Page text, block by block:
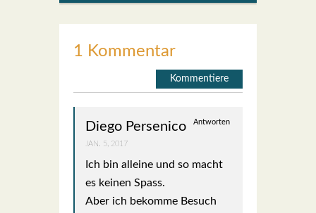
1 Kommentar
Kommentiere
Diego Persenico Antworten
JAN. 5, 2017
Ich bin allei­ne und so macht
es kei­nen Spass.
Aber ich bekom­me Besuch